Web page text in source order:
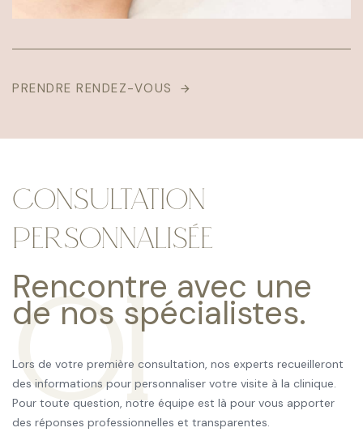
PRENDRE RENDEZ-VOUS
01
Rencontre avec une
de nos spécialistes.
Lors de votre première consultation, nos experts recueilleront
des informations pour personnaliser votre visite à la clinique.
Pour toute question, notre équipe est là pour vous apporter
des réponses professionnelles et transparentes.
CONSULTATION
PERSONNALISÉE